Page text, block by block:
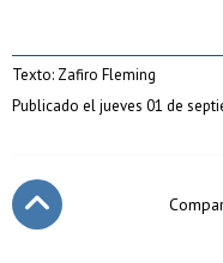
Texto: Zafiro Fleming
Publicado el jueves 01 de